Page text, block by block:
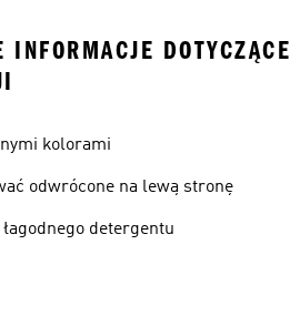
INFORMACJE DOTYCZĄCE
kolorami
odwrócone na lewą stronę
detergentu